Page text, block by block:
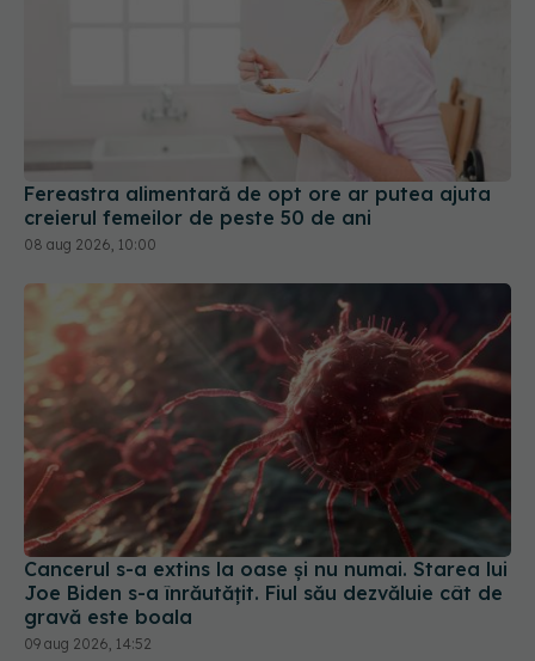
Fereastra alimentară de opt ore ar putea ajuta
creierul femeilor de peste 50 de ani
08 aug 2026, 10:00
Cancerul s-a extins la oase și nu numai. Starea lui
Joe Biden s-a înrăutățit. Fiul său dezvăluie cât de
gravă este boala
09 aug 2026, 14:52